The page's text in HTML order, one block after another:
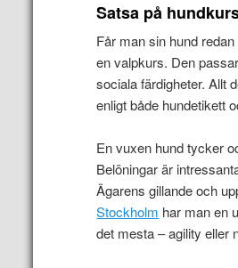
Satsa på
Får man sin hund
en valpkurs. Den
sociala färdigheter. Allt
enligt både hundetikett
En vuxen hund tycker
Belöningar är
Ägarens gillande och
Stockholm har man en
det mesta – agility eller